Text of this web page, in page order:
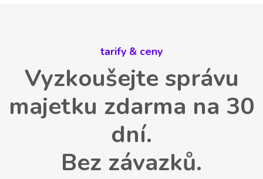
tarify & ceny
Vyzkoušejte správu
majetku zdarma na 30
dní.
Bez závazků.